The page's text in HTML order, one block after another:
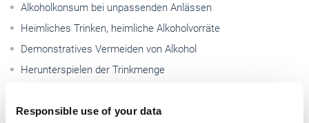
Responsible use of your data
Alkoholkonsum bei unpassenden Anlässen
Heimliches Trinken, heimliche Alkoholvorräte
Demonstratives Vermeiden von Alkohol
Herunterspielen der Trinkmenge